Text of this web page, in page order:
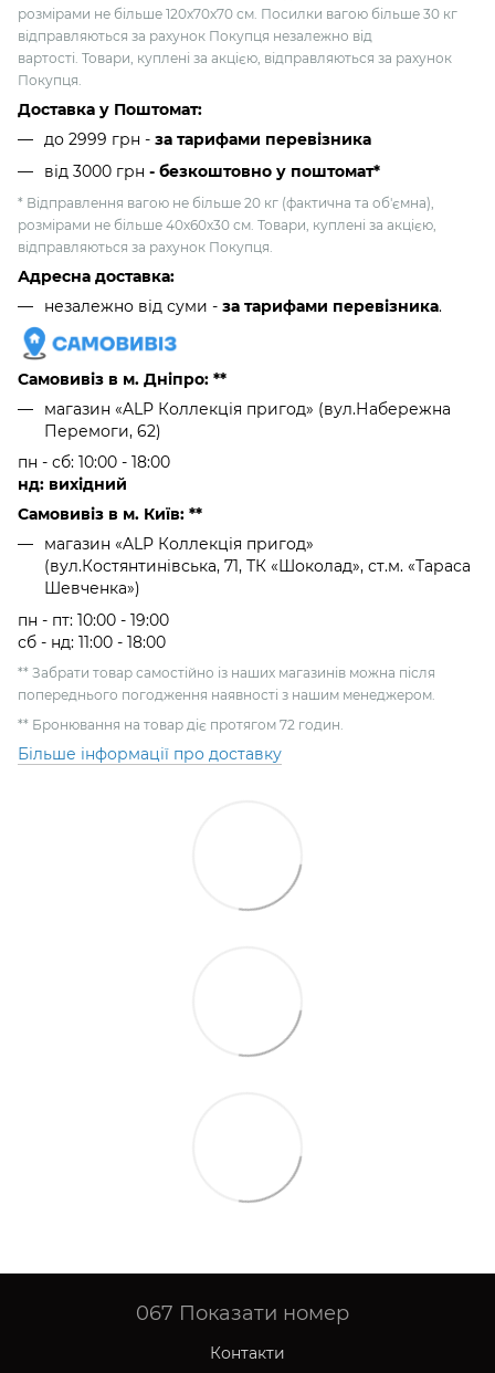
розмірами не більше 120х70х70 см. Посилки вагою більше 30 кг
відправляються за рахунок Покупця незалежно від
вартості. Товари, куплені за акцією, відправляються за рахунок
Покупця.
Доставка у Поштомат:
до 2999 грн - за тарифами перевізника
від 3000 грн - безкоштовно у поштомат*
* Відправлення вагою не більше 20 кг (фактична та об'ємна),
розмірами не більше 40х60х30 см. Товари, куплені за акцією,
відправляються за рахунок Покупця.
Адресна доставка:
незалежно від суми - за тарифами перевізника.
Самовивіз в м. Дніпро: **
магазин «ALP Коллекція пригод» (вул.Набережна
Перемоги, 62)
пн - сб: 10:00 - 18:00
нд: вихідний
Самовивіз в м. Київ: **
магазин «ALP Коллекція пригод»
(вул.Костянтинівська, 71, ТК «Шоколад», ст.м. «Тараса
Шевченка»)
пн - пт: 10:00 - 19:00
сб - нд: 11:00 - 18:00
** Забрати товар самостійно із наших магазинів можна після
попереднього погодження наявності з нашим менеджером.
** Бронювання на товар діє протягом 72 годин.
Більше інформації про доставку
067 Показати номер
Контакти